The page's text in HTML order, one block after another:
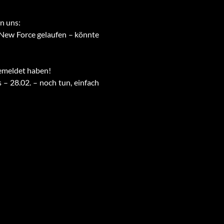
uns:
Force gelaufen – könnte
haben!
– 28.02. – noch tun, einfach